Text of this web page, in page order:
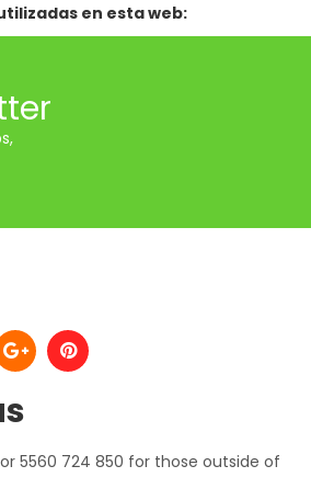
en esta web:
5560 724 850 for those outside of